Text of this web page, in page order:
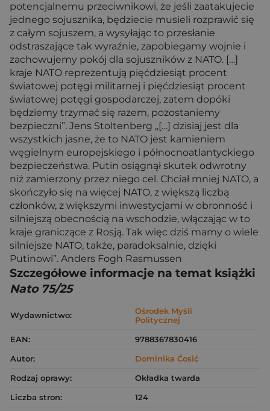
potencjalnemu przeciwnikowi, że jeśli zaatakujecie
jednego sojusznika, będziecie musieli rozprawić się
z całym sojuszem, a wysyłając to przesłanie
odstraszające tak wyraźnie, zapobiegamy wojnie i
zachowujemy pokój dla sojuszników z NATO. […]
kraje NATO reprezentują pięćdziesiąt procent
światowej potęgi militarnej i pięćdziesiąt procent
światowej potęgi gospodarczej, zatem dopóki
będziemy trzymać się razem, pozostaniemy
bezpieczni”. Jens Stoltenberg „[…] dzisiaj jest dla
wszystkich jasne, że to NATO jest kamieniem
węgielnym europejskiego i północnoatlantyckiego
bezpieczeństwa. Putin osiągnął skutek odwrotny
niż zamierzony przez niego cel. Chciał mniej NATO, a
skończyło się na więcej NATO, z większą liczbą
członków, z większymi inwestycjami w obronność i
silniejszą obecnością na wschodzie, włączając w to
kraje graniczące z Rosją. Tak więc dziś mamy o wiele
silniejsze NATO, także, paradoksalnie, dzięki
Putinowi”. Anders Fogh Rasmussen
Szczegółowe informacje na temat książki
Nato 75/25
Wydawnictwo:
Ośrodek Myśli
Politycznej
EAN:
9788367830416
Autor:
Dominika Ćosić
Rodzaj oprawy:
Okładka twarda
Liczba stron:
124